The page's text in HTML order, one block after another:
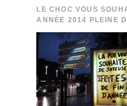
LE CHOC VOUS
ANNÉE 2014 PLEINE